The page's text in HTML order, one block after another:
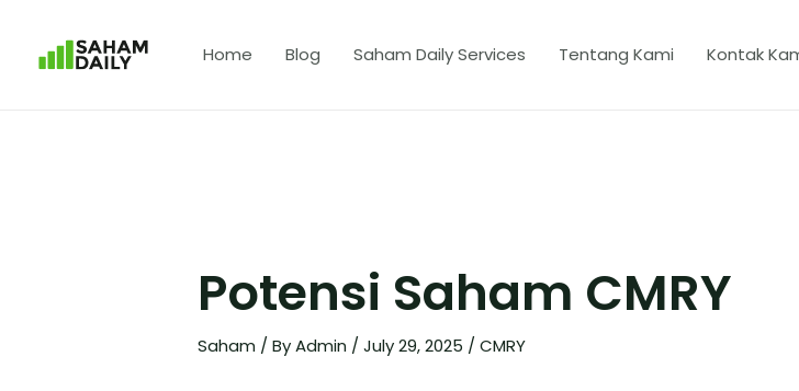
Home Blog Saham Daily Services Tentang Kami Kontak
Potensi Saham CMRY
Saham / ByAdmin / July 29, 2025 / CMRY